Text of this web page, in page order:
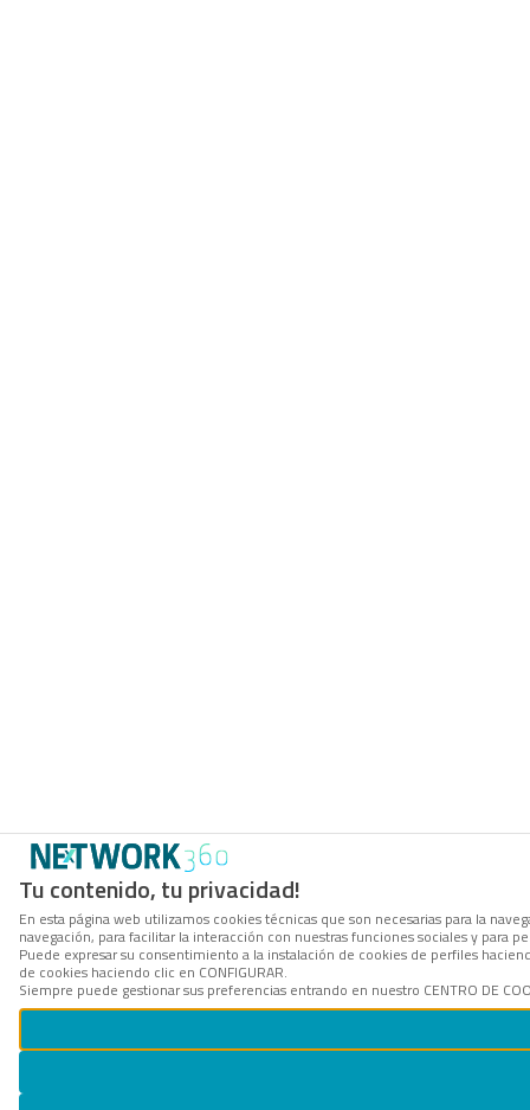
Tu contenido, tu privacidad!
En esta página web utilizamos cookies técnicas que son necesarias para la
navegación, para facilitar la interacción con nuestras funciones sociales y
Puede expresar su consentimiento a la instalación de cookies de perfiles
de cookies haciendo clic en CONFIGURAR.
Siempre puede gestionar sus preferencias entrando en nuestro CENTRO DE